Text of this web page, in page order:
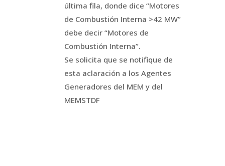
última fila, donde dice “Motores
de Combustión Interna >42 MW”
debe decir “Motores de
Combustión Interna”.
Se solicita que se notifique de
esta aclaración a los Agentes
Generadores del MEM y del
MEMSTDF